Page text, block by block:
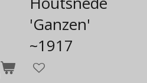
'Ganzen'
~1917